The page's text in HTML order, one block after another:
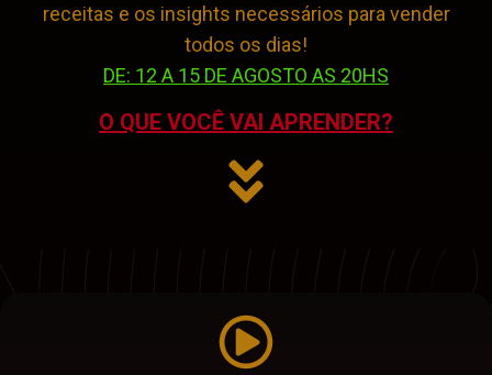
receitas e os insights necessários para vender
todos os dias!
DE: 12 A 15 DE AGOSTO AS 20HS
O QUE VOCÊ VAI APRENDER?